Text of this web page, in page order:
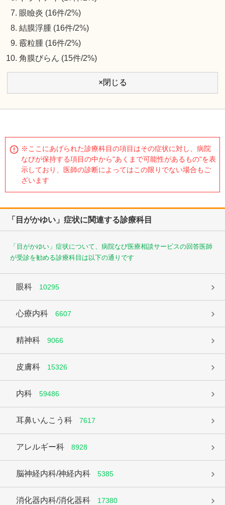
眼瞼炎 (16件/2%)
結膜浮腫 (16件/2%)
霰粒腫 (16件/2%)
角膜びらん (15件/2%)
×閉じる
※ここにあげられた診療科目の項目はその症状に対し、病院
なびが保持する項目の中から"あくまで可能性があるもの"を表
示しており、医師の診断によってはこの限りでない場合もご
ざいます
「目がかゆい」症状に関連する診療科目
「目がかゆい」症状について、病院なび医療相談サービスの回答医師
が受診を勧める診療科目は以下の通りです
眼科 10295
心療内科 6607
精神科 9066
皮膚科 15326
内科 59486
耳鼻いんこう科 7617
アレルギー科 8928
脳神経内科/神経内科 5385
消化器内科/消化器科 17380